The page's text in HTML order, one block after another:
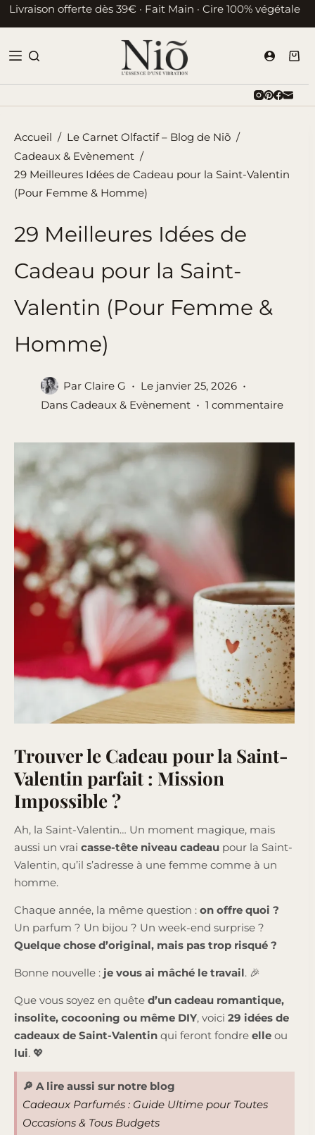
Passer
au
Livraison offerte dès 39€ · Fait Main · Cire 100% végétale
Accueil / Le Carnet Olfactif – Blog de Niõ /
Cadeaux & Evènement /
29 Meilleures Idées de Cadeau pour la Saint-Valentin
(Pour Femme & Homme)
29 Meilleures Idées de
Cadeau pour la Saint-
Valentin (Pour Femme &
Homme)
Par Claire G Le janvier 25, 2026
Dans Cadeaux & Evènement 1 commentaire
Trouver le Cadeau pour la Saint-
Valentin parfait : Mission
Impossible ?
Ah, la Saint-Valentin… Un moment magique, mais
aussi un vrai casse-tête niveau cadeau pour la Saint-
Valentin, qu’il s’adresse à une femme comme à un
homme.
Chaque année, la même question : on offre quoi ?
Un parfum ? Un bijou ? Un week-end surprise ?
Quelque chose d’original, mais pas trop risqué ?
Bonne nouvelle : je vous ai mâché le travail. 🎉
Que vous soyez en quête d’un cadeau romantique,
insolite, cocooning ou même DIY, voici 29 idées de
cadeaux de Saint-Valentin qui feront fondre elle ou
lui. 💖
🔎 A lire aussi sur notre blog
Cadeaux Parfumés : Guide Ultime pour Toutes
Occasions & Tous Budgets